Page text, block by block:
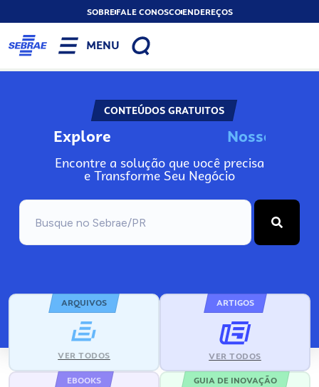
SOBREFALE CONOSCOENDEREÇOS
MENU
CONTEÚDOS GRATUITOS
Explore Nos
Encontre a solução que você precisa
e Transforme Seu Negócio
ARQUIVOS
VER TODOS
ARTIGOS
VER TODOS
EBOOKS GUIA DE INOVAÇÃO